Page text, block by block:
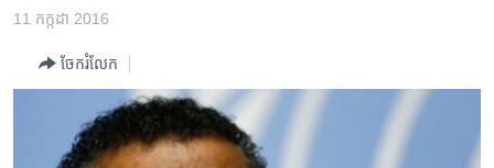
ព័ត៌មាន​​
រំលង​
ព្រឹត្តិការណ៍ព័ត៌មាន
ទូរទស្សន៍ / វីដេអូ​
វិទ្យុ / ផតខាសថ៍
11 កក្កដា 2016
ចែករំលែក